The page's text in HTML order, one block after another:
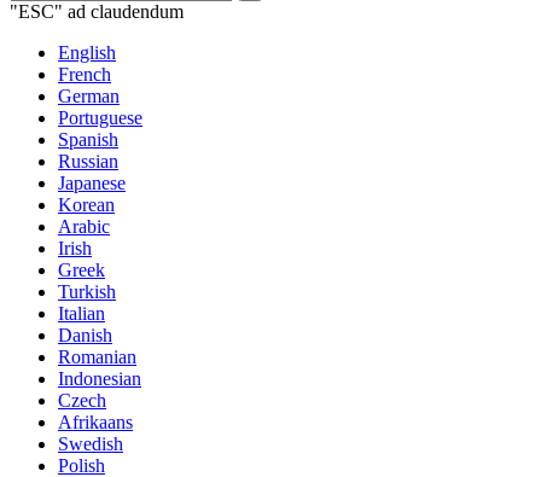
"ESC" ad claudendum
English
French
German
Portuguese
Spanish
Russian
Japanese
Korean
Arabic
Irish
Greek
Turkish
Italian
Danish
Romanian
Indonesian
Czech
Afrikaans
Swedish
Polish